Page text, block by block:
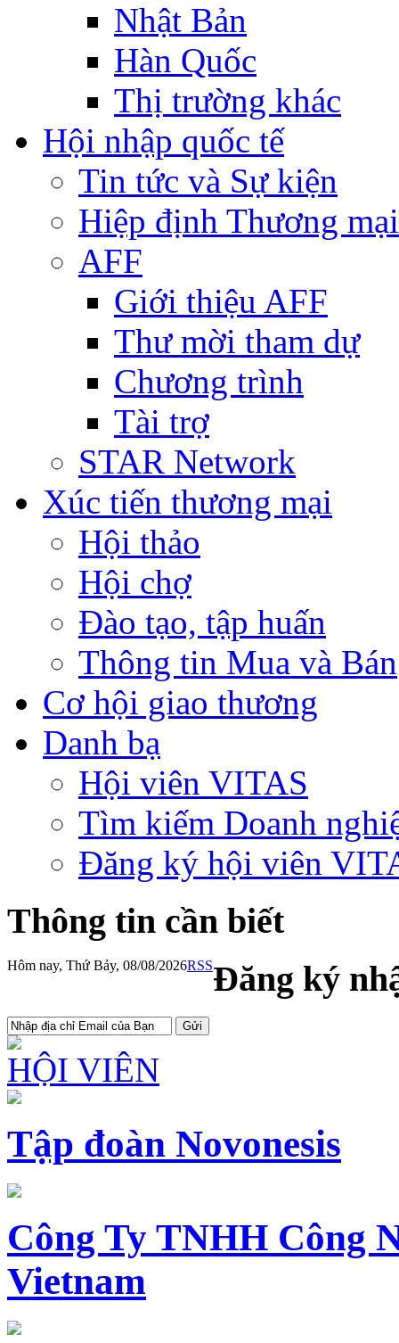
Nhật Bản
Hàn Quốc
Thị trường khác
Hội nhập quốc tế
Tin tức và Sự kiện
Hiệp định Thương
AFF
Giới thiệu AFF
Thư mời tham dự
Chương trình
Tài trợ
STAR Network
Xúc tiến thương mại
Hội thảo
Hội chợ
Đào tạo, tập huấn
Thông tin Mua và Bán
Cơ hội giao thương
Danh bạ
Hội viên VITAS
Tìm kiếm Doanh
Đăng ký hội viên
Thông tin cần biết
Hôm nay, Thứ Bảy, 08/08/2026RSSĐăng ký
HỘI VIÊN
Tập đoàn Novonesis
Công Ty TNHH Công
Vietnam